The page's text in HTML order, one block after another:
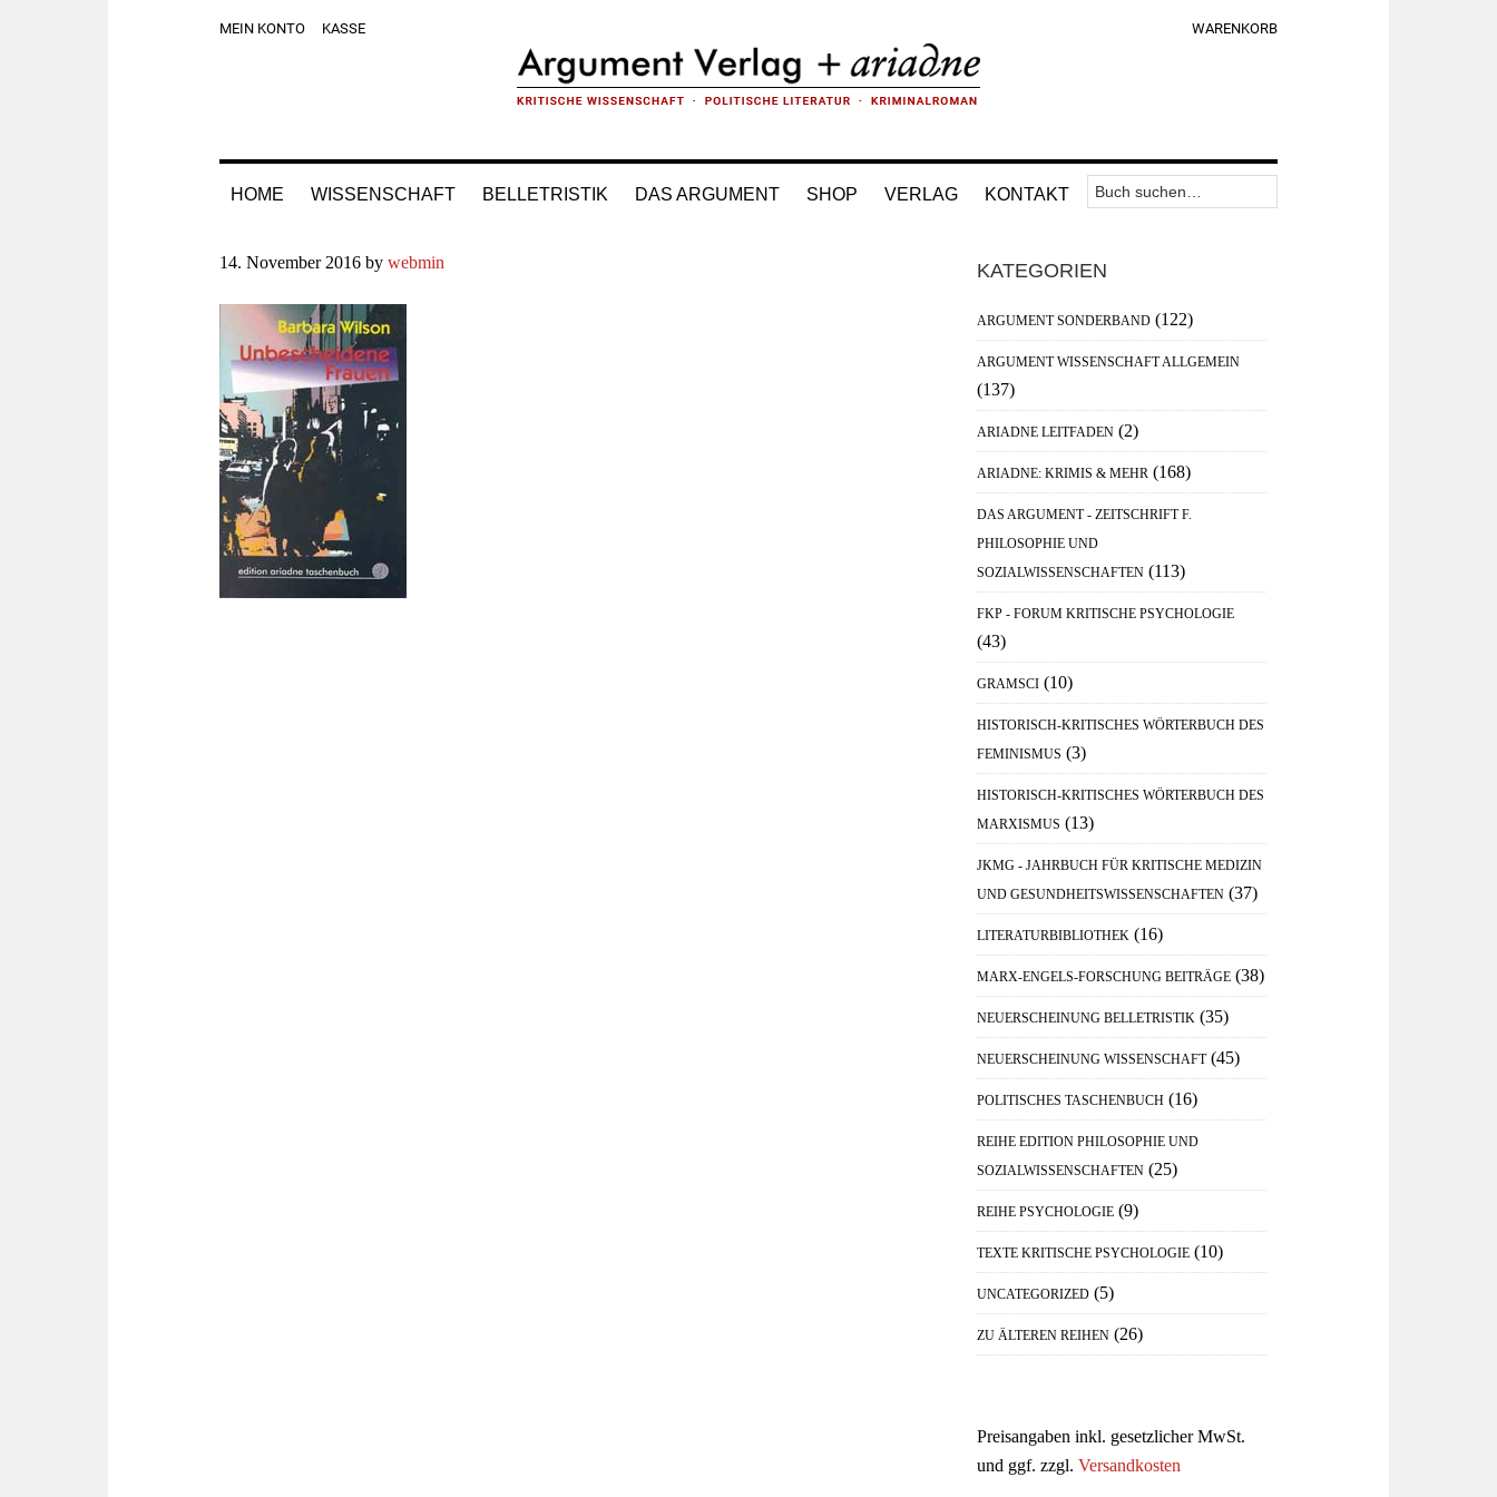
MEIN KONTO KASSE WARENKORB
HOME WISSENSCHAFT BELLETRISTIK DAS ARGUMENT SHOP VERLAG KONTAKT
Nav
Area
Suchen
nach:
14. November 2016 by webmin
Haupt-
Sidebar
KATEGORIEN
ARGUMENT SONDERBAND (122)
ARGUMENT WISSENSCHAFT ALLGEMEIN
(137)
ARIADNE LEITFADEN (2)
ARIADNE: KRIMIS & MEHR (168)
DAS ARGUMENT - ZEITSCHRIFT F.
PHILOSOPHIE UND
SOZIALWISSENSCHAFTEN (113)
FKP - FORUM KRITISCHE PSYCHOLOGIE
(43)
GRAMSCI (10)
HISTORISCH-KRITISCHES WÖRTERBUCH DES
FEMINISMUS (3)
HISTORISCH-KRITISCHES WÖRTERBUCH DES
MARXISMUS (13)
JKMG - JAHRBUCH FÜR KRITISCHE MEDIZIN
UND GESUNDHEITSWISSENSCHAFTEN (37)
LITERATURBIBLIOTHEK (16)
MARX-ENGELS-FORSCHUNG BEITRÄGE (38)
NEUERSCHEINUNG BELLETRISTIK (35)
NEUERSCHEINUNG WISSENSCHAFT (45)
POLITISCHES TASCHENBUCH (16)
REIHE EDITION PHILOSOPHIE UND
SOZIALWISSENSCHAFTEN (25)
REIHE PSYCHOLOGIE (9)
TEXTE KRITISCHE PSYCHOLOGIE (10)
UNCATEGORIZED (5)
ZU ÄLTEREN REIHEN (26)
Preisangaben inkl. gesetzlicher MwSt.
und ggf. zzgl. Versandkosten